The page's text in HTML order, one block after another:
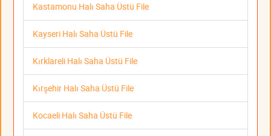
Kastamonu Halı Saha Üstü File
Kayseri Halı Saha Üstü File
Kırklareli Halı Saha Üstü File
Kırşehir Halı Saha Üstü File
Kocaeli Halı Saha Üstü File